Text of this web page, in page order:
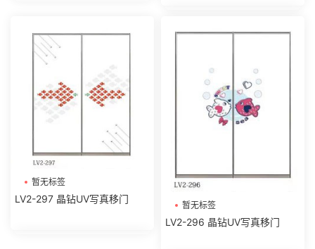
暂无标签
LV2-297 晶钻UV写真移门
暂无标签
LV2-296 晶钻UV写真移门